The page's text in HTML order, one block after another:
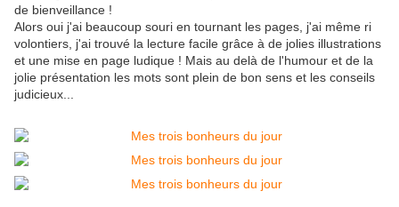
de bienveillance !
Alors oui j'ai beaucoup souri en tournant les pages, j'ai même ri
volontiers, j'ai trouvé la lecture facile grâce à de jolies illustrations
et une mise en page ludique ! Mais au delà de l'humour et de la
jolie présentation les mots sont plein de bon sens et les conseils
judicieux...